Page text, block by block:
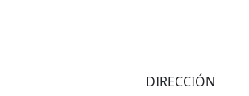
DIRECCIÓN